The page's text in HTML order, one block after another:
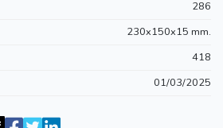
286
230x150x15 mm.
418
01/03/2025